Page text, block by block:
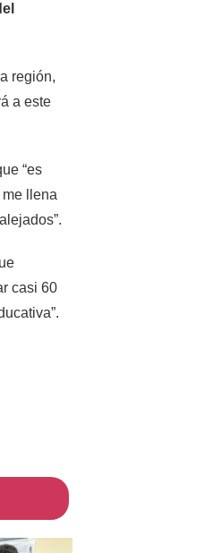
región,
a este
“es
llena
casi 60